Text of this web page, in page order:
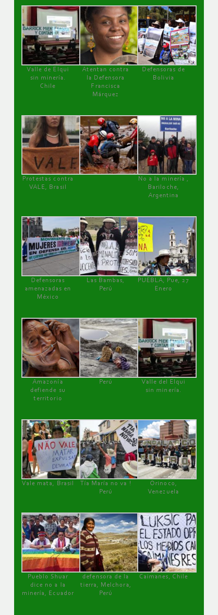
Valle de Elqui
sin minería.
Chile
Atentan contra
la Defensora
Francisca
Márquez
Defensoras de
Bolivia
Protestas contra
VALE, Brasil
No a la minería ,
Bariloche,
Argentina
Defensoras
amenazadas en
México
Las Bambas,
Perú
PUEBLA, Pue, 27
Enero
Amazonía
defiende su
territorio
Perú
Valle del Elqui
sin minería.
Vale mata, Brasil
Tía María no va !
Perú
Orinoco,
Venezuela
Pueblo Shuar
dice no a la
minería, Ecuador
defensora de la
tierra, Melchora,
Perú
Caimanes, Chile